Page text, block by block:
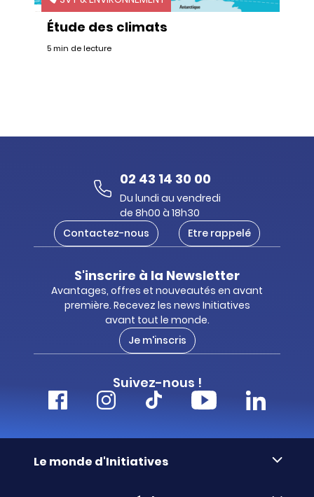
Étude des climats
5 min de lecture
02 43 14 30 00
Du lundi au vendredi
de 8h00 à 18h30
Contactez-nous
Etre rappelé
S'inscrire à la Newsletter
Avantages, offres et nouveautés en avant
première. Recevez les news Initiatives
avant tout le monde.
Je m'inscris
Suivez-nous !
Le monde d'Initiatives